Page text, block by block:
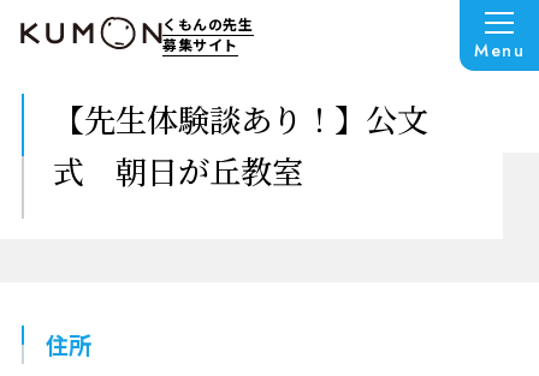
くもんの先生
募集サイト
Menu
【先生体験談あり！】公文
式 朝日が丘教室
住所